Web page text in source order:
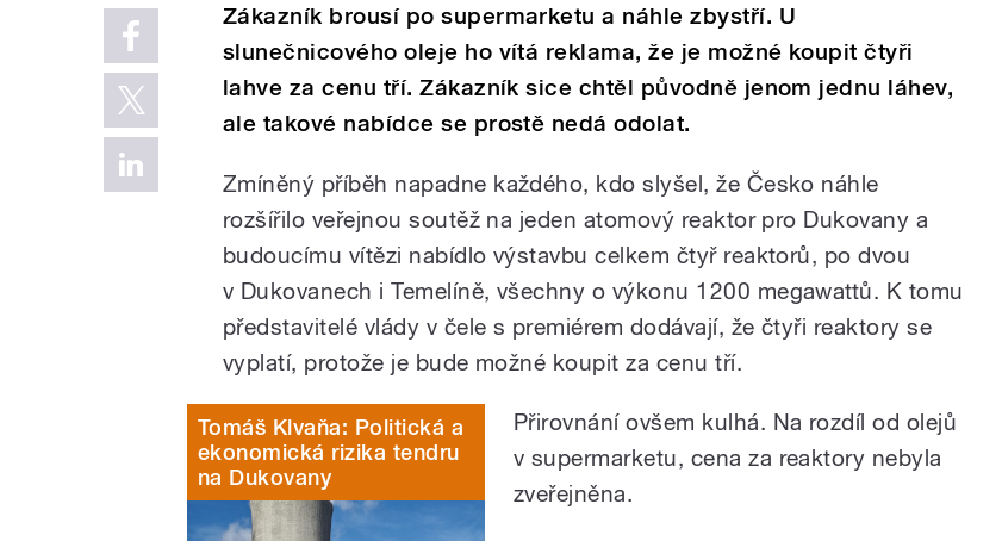
Zákazník brousí po supermarketu a náhle zbystří. U
slunečnicového oleje ho vítá reklama, že je možné koupit čtyři
lahve za cenu tří. Zákazník sice chtěl původně jenom jednu láhev,
ale takové nabídce se prostě nedá odolat.
Zmíněný příběh napadne každého, kdo slyšel, že Česko náhle
rozšířilo veřejnou soutěž na jeden atomový reaktor pro Dukovany a
budoucímu vítězi nabídlo výstavbu celkem čtyř reaktorů, po dvou
v Dukovanech i Temelíně, všechny o výkonu 1200 megawattů. K tomu
představitelé vlády v čele s premiérem dodávají, že čtyři reaktory se
vyplatí, protože je bude možné koupit za cenu tří.
Tomáš Klvaňa: Politická a
ekonomická rizika tendru
na Dukovany
Přirovnání ovšem kulhá. Na rozdíl od olejů
v supermarketu, cena za reaktory nebyla
zveřejněna.